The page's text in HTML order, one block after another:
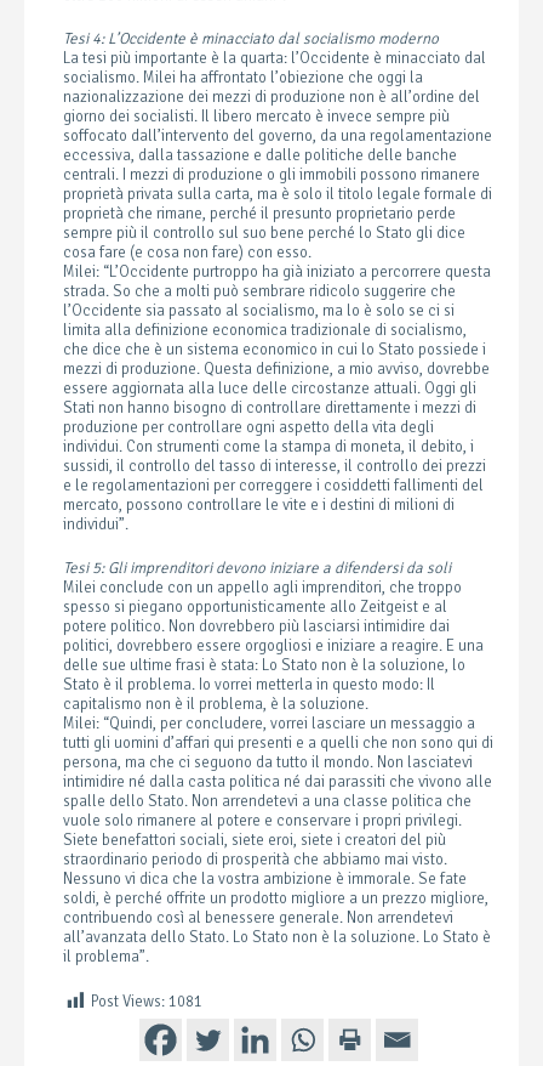
Tesi 4: L’Occidente è minacciato dal socialismo moderno
La tesi più importante è la quarta: l’Occidente è minacciato dal
socialismo. Milei ha affrontato l’obiezione che oggi la
nazionalizzazione dei mezzi di produzione non è all’ordine del
giorno dei socialisti. Il libero mercato è invece sempre più
soffocato dall’intervento del governo, da una regolamentazione
eccessiva, dalla tassazione e dalle politiche delle banche
centrali. I mezzi di produzione o gli immobili possono rimanere
proprietà privata sulla carta, ma è solo il titolo legale formale di
proprietà che rimane, perché il presunto proprietario perde
sempre più il controllo sul suo bene perché lo Stato gli dice
cosa fare (e cosa non fare) con esso.
Milei: “L’Occidente purtroppo ha già iniziato a percorrere questa
strada. So che a molti può sembrare ridicolo suggerire che
l’Occidente sia passato al socialismo, ma lo è solo se ci si
limita alla definizione economica tradizionale di socialismo,
che dice che è un sistema economico in cui lo Stato possiede i
mezzi di produzione. Questa definizione, a mio avviso, dovrebbe
essere aggiornata alla luce delle circostanze attuali. Oggi gli
Stati non hanno bisogno di controllare direttamente i mezzi di
produzione per controllare ogni aspetto della vita degli
individui. Con strumenti come la stampa di moneta, il debito, i
sussidi, il controllo del tasso di interesse, il controllo dei prezzi
e le regolamentazioni per correggere i cosiddetti fallimenti del
mercato, possono controllare le vite e i destini di milioni di
individui”.
Tesi 5: Gli imprenditori devono iniziare a difendersi da soli
Milei conclude con un appello agli imprenditori, che troppo
spesso si piegano opportunisticamente allo Zeitgeist e al
potere politico. Non dovrebbero più lasciarsi intimidire dai
politici, dovrebbero essere orgogliosi e iniziare a reagire. E una
delle sue ultime frasi è stata: Lo Stato non è la soluzione, lo
Stato è il problema. Io vorrei metterla in questo modo: Il
capitalismo non è il problema, è la soluzione.
Milei: “Quindi, per concludere, vorrei lasciare un messaggio a
tutti gli uomini d’affari qui presenti e a quelli che non sono qui di
persona, ma che ci seguono da tutto il mondo. Non lasciatevi
intimidire né dalla casta politica né dai parassiti che vivono alle
spalle dello Stato. Non arrendetevi a una classe politica che
vuole solo rimanere al potere e conservare i propri privilegi.
Siete benefattori sociali, siete eroi, siete i creatori del più
straordinario periodo di prosperità che abbiamo mai visto.
Nessuno vi dica che la vostra ambizione è immorale. Se fate
soldi, è perché offrite un prodotto migliore a un prezzo migliore,
contribuendo così al benessere generale. Non arrendetevi
all’avanzata dello Stato. Lo Stato non è la soluzione. Lo Stato è
il problema”.
Post Views: 1081